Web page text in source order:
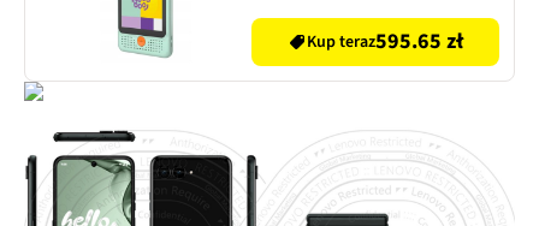
Kup teraz595.65 zł